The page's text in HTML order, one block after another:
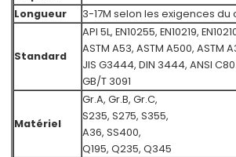
Longueur
3-17M selon les exigences du
Standard
API 5L, EN10255, EN10219,
ASTM A53, ASTM A500, ASTM
JIS G3444, DIN 3444, ANSI
GB/T 3091
Matériel
Gr.A, Gr.B, Gr.C,
S235, S275, S355,
A36, SS400,
Q195, Q235, Q345